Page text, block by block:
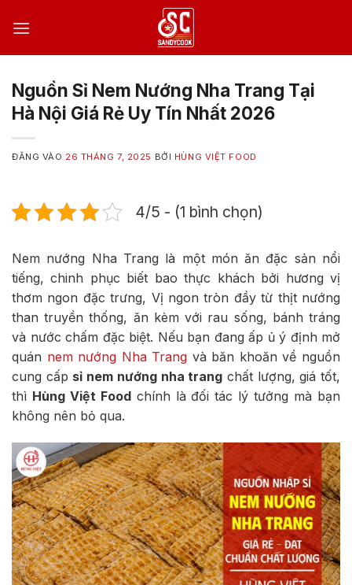
qua
Nguồn Sỉ Nem Nướng Nha Trang Tại
Hà Nội Giá Rẻ Uy Tín Nhất 2026
ĐĂNG VÀO 26 THÁNG 7, 2025 BỞI HÙNG VIỆT FOOD
4/5 - (1 bình chọn)
Nem nướng Nha Trang là một món ăn đặc sản nổi
tiếng, chinh phục biết bao thực khách bởi hương vị
thơm ngon đặc trưng, Vị ngon tròn đầy từ thịt nướng
than truyền thống, ăn kèm với rau sống, bánh tráng
và nước chấm đặc biệt. Nếu bạn đang ấp ủ ý định mở
quán nem nướng Nha Trang và băn khoăn về nguồn
cung cấp sỉ nem nướng nha trang chất lượng, giá tốt,
thì Hùng Việt Foodchính là đối tác lý tưởng mà bạn
không nên bỏ qua.